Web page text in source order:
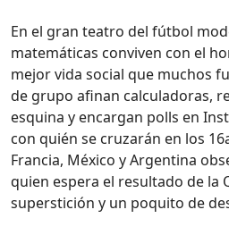
En el gran teatro del fútbol
matemáticas conviven con el
mejor vida social que muchos
de grupo afinan calculadoras,
esquina y encargan polls en
con quién se cruzarán en los
Francia, México y Argentina
quien espera el resultado de la
superstición y un poquito de